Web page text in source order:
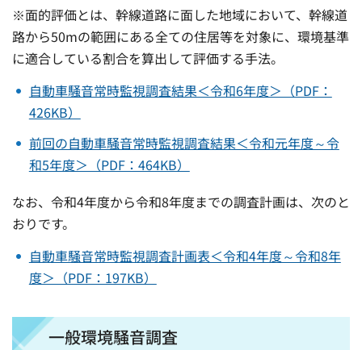
※面的評価とは、幹線道路に面した地域において、幹線道
路から50mの範囲にある全ての住居等を対象に、環境基準
に適合している割合を算出して評価する手法。
自動車騒音常時監視調査結果＜令和6年度＞（PDF：
426KB）
前回の自動車騒音常時監視調査結果＜令和元年度～令
和5年度＞（PDF：464KB）
なお、令和4年度から令和8年度までの調査計画は、次のと
おりです。
自動車騒音常時監視調査計画表＜令和4年度～令和8年
度＞（PDF：197KB）
一般環境騒音調査